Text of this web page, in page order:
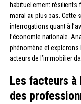
habituellement résilients
moral au plus bas. Cette
interrogations quant à
l’économie nationale.
phénomène et explorons
acteurs de l’immobilier
Les facteurs à
des